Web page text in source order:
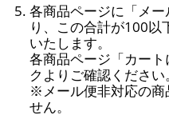
各商品ページに「メ
り、この合計が100以
いたします。
各商品ページ「カー
クよりご確認ください。
※メール便非対応の商
せん。